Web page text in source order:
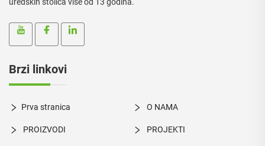
uredskih stolica više od 13 godina.
Brzi linkovi
Prva stranica O NAMA
PROIZVODI PROJEKTI